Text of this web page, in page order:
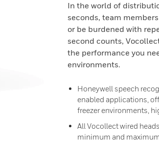
In the world of
seconds, team
or be burdened with
second counts,
the performance you
environments.
Honeywell speech
enabled applications,
freezer environments,
All Vocollect wired
minimum and